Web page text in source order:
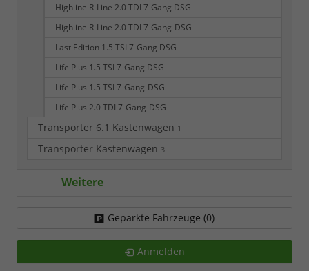
Highline R-Line 2.0 TDI 7-Gang DSG
Highline R-Line 2.0 TDI 7-Gang-DSG
Last Edition 1.5 TSI 7-Gang DSG
Life Plus 1.5 TSI 7-Gang DSG
Life Plus 1.5 TSI 7-Gang-DSG
Life Plus 2.0 TDI 7-Gang-DSG
Transporter 6.1 Kastenwagen 1
Transporter Kastenwagen 3
Weitere
Geparkte Fahrzeuge (0)
Anmelden